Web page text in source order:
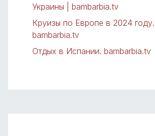
Украины | bambarbia.tv
Круизы по Европе в 2024 году. |
bambarbia.tv
Отдых в Испании. bambarbia.tv